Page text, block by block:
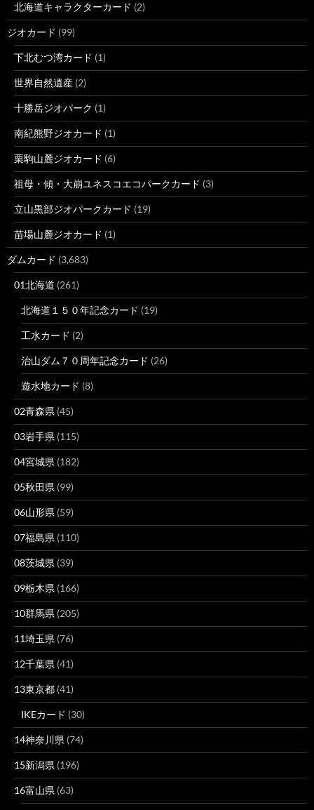
北海道キャラクターカード (2)
ジオカード (99)
下北むつ湾カード (1)
世界自然遺産 (2)
十勝岳ジオパーク (1)
南紀熊野ジオカード (1)
栗駒山麓ジオカード (6)
祖母・傾・大崩ユネスコエコパークカード (3)
立山黒部ジオパークカード (19)
苗場山麓ジオカード (1)
ダムカード (3,683)
01北海道 (261)
北海道１５０年記念カード (19)
工水カード (2)
治山ダム７０周年記念カード (26)
遊水地カード (8)
02青森県 (45)
03岩手県 (115)
04宮城県 (182)
05秋田県 (99)
06山形県 (59)
07福島県 (110)
08茨城県 (39)
09栃木県 (166)
10群馬県 (205)
11埼玉県 (76)
12千葉県 (41)
13東京都 (41)
IKEカード (30)
14神奈川県 (74)
15新潟県 (196)
16富山県 (63)